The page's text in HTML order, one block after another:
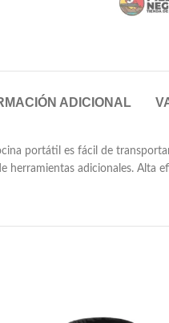
ADICIONAL
portátil es fácil de
herramientas adicionales. Alta